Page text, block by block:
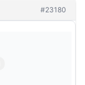
#23180